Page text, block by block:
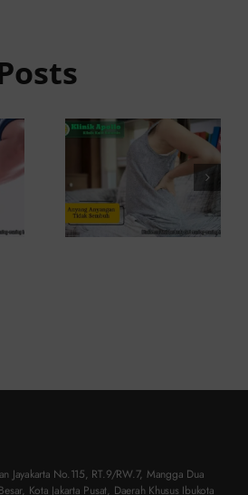
Penyebab
dan
Solusinya
Jayakarta No.115, RT.9/RW.7, Mangga Dua
Kota Jakarta Pusat, Daerah Khusus Ibukota